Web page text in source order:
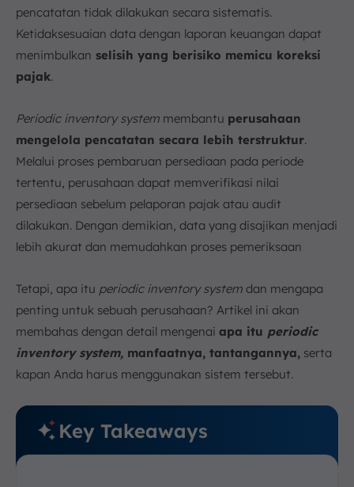
1. Akurasi dan Data Tidak Real-Time
2. Risiko Kesalahan Manusia dan Kecurangan
3. Kesulitan dalam Perencanaan Produksi
Perbandingan Periodic vs Perpetual Inventory
1. Kecepatan Data
2. Biaya Implementasi dan Operasional
3. Tingkat Akurasi
Bagaimana Cara Mengimplementasikan Sistem
Inventaris Periodik?
1. Menentukan Periode Penghitungan (Cut-off)
2. Pembentukan Tim Inventarisasi dan Pelatihan
3. Menyiapkan Alat dan Melakukan Stock Opname
4. Rekonsiliasi Data dan Pelaporan Keuangan
Kapan Perusahaan Harus Menggunakan Periodic
Inventory System?
Sedikit
3. Bisnis Musiman yang Hanya Beroperasi Pada
Waktu Tertentu
pencatatan tidak dilakukan secara sistematis.
Ketidaksesuaian data dengan laporan keuangan dapat
menimbulkan selisih yang berisiko memicu koreksi
pajak.
Periodic inventory system membantu perusahaan
mengelola pencatatan secara lebih terstruktur.
Melalui proses pembaruan persediaan pada periode
tertentu, perusahaan dapat memverifikasi nilai
persediaan sebelum pelaporan pajak atau audit
dilakukan. Dengan demikian, data yang disajikan menjadi
lebih akurat dan memudahkan proses pemeriksaan
Tetapi, apa itu periodic inventory system dan mengapa
penting untuk sebuah perusahaan? Artikel ini akan
membahas dengan detail mengenai apa itu periodic
inventory system, manfaatnya, tantangannya, serta
kapan Anda harus menggunakan sistem tersebut.
Key Takeaways